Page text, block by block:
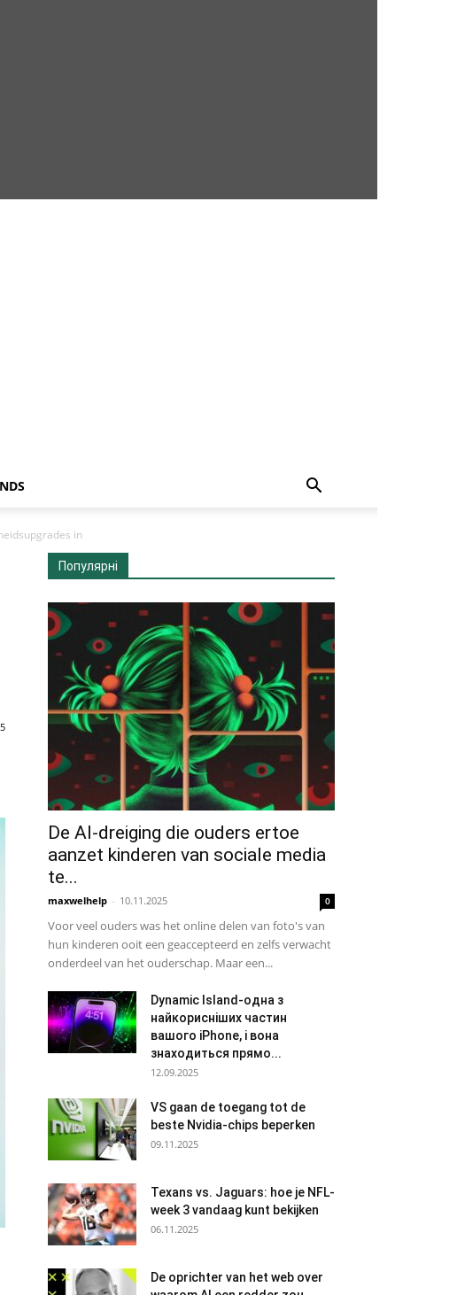
in
5
Популярні
De AI-dreiging die ouders ertoe
aanzet kinderen van sociale media
te...
maxwelhelp - 10.11.2025 0
Voor veel ouders was het online delen van foto's van
hun kinderen ooit een geaccepteerd en zelfs verwacht
onderdeel van het ouderschap. Maar een...
Dynamic Island-одна з
найкорисніших частин
вашого iPhone, і вона
знаходиться прямо...
12.09.2025
VS gaan de toegang tot de
beste Nvidia-chips beperken
09.11.2025
Texans vs. Jaguars: hoe je NFL-
week 3 vandaag kunt bekijken
06.11.2025
De oprichter van het web over